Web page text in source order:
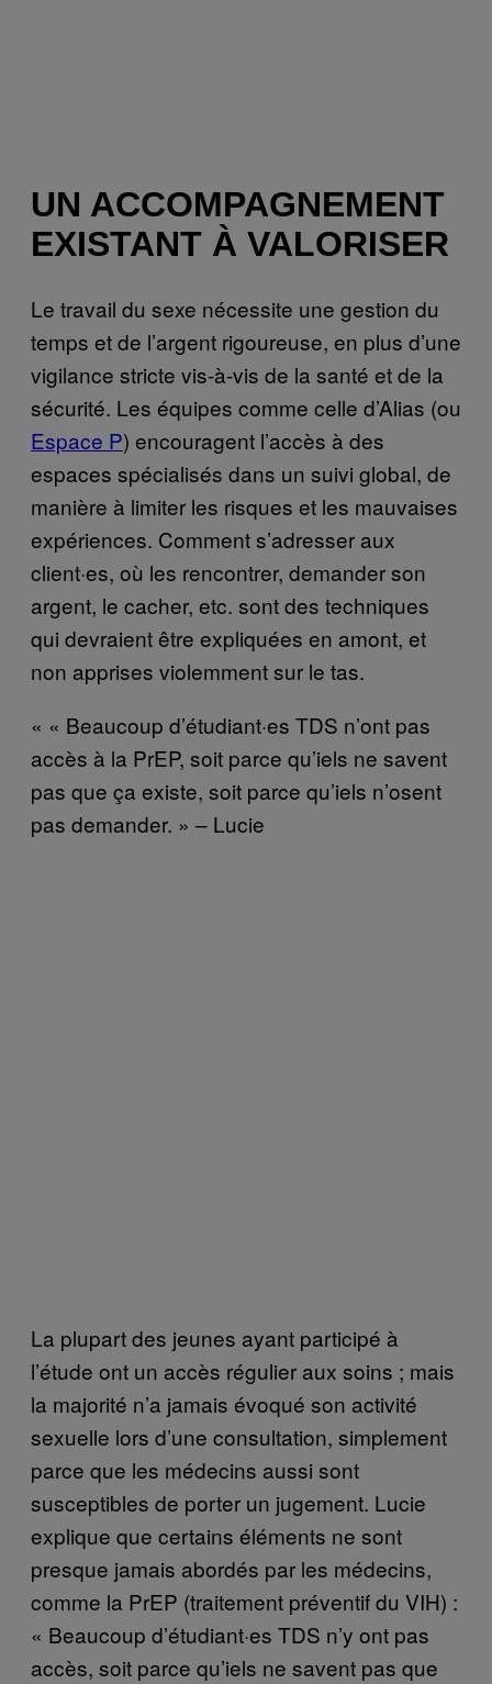
UN ACCOMPAGNEMENT
EXISTANT À VALORISER
Le travail du sexe nécessite une gestion du
temps et de l’argent rigoureuse, en plus d’une
vigilance stricte vis-à-vis de la santé et de la
sécurité. Les équipes comme celle d’Alias (ou
Espace P) encouragent l’accès à des
espaces spécialisés dans un suivi global, de
manière à limiter les risques et les mauvaises
expériences. Comment s’adresser aux
client·es, où les rencontrer, demander son
argent, le cacher, etc. sont des techniques
qui devraient être expliquées en amont, et
non apprises violemment sur le tas.
« « Beaucoup d’étudiant·es TDS n’ont pas
accès à la PrEP, soit parce qu’iels ne savent
pas que ça existe, soit parce qu’iels n’osent
pas demander. » – Lucie
La plupart des jeunes ayant participé à
l’étude ont un accès régulier aux soins ; mais
la majorité n’a jamais évoqué son activité
sexuelle lors d’une consultation, simplement
parce que les médecins aussi sont
susceptibles de porter un jugement. Lucie
explique que certains éléments ne sont
presque jamais abordés par les médecins,
comme la PrEP (traitement préventif du VIH) :
« Beaucoup d’étudiant·es TDS n’y ont pas
accès, soit parce qu’iels ne savent pas que